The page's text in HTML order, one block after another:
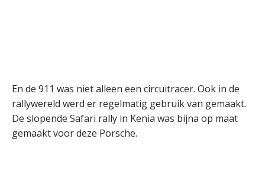
En de 911 was niet alleen een circuitracer. Ook in de
rallywereld werd er regelmatig gebruik van gemaakt.
De slopende Safari rally in Kenia was bijna op maat
gemaakt voor deze Porsche.